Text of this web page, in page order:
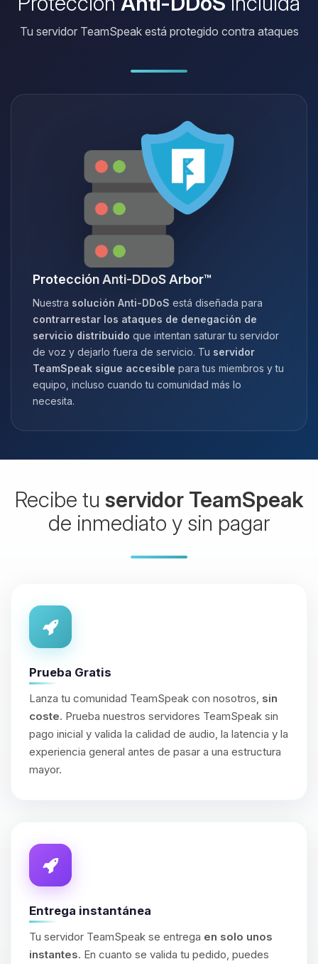
Tu servidor TeamSpeak está protegido contra ataques
Protección Anti-DDoS Arbor™
Nuestra solución Anti-DDoS está diseñada para
contrarrestar los ataques de denegación de
servicio distribuido que intentan saturar tu servidor
de voz y dejarlo fuera de servicio. Tu servidor
TeamSpeak sigue accesible para tus miembros y tu
equipo, incluso cuando tu comunidad más lo
necesita.
Recibe tu servidor TeamSpeak
de inmediato y sin pagar
Prueba Gratis
Lanza tu comunidad TeamSpeak con nosotros, sin
coste. Prueba nuestros servidores TeamSpeak sin
pago inicial y valida la calidad de audio, la latencia y la
experiencia general antes de pasar a una estructura
mayor.
Entrega instantánea
Tu servidor TeamSpeak se entrega en solo unos
instantes. En cuanto se valida tu pedido, puedes